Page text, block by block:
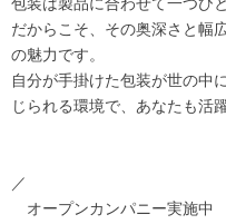
包装は製品に合わせて一つひ
だからこそ、その奥深さと幅
の魅力です。
自分が手掛けた包装が世の
じられる環境で、あなたも活
／
オープンカンパニー実施中